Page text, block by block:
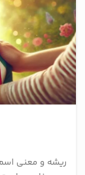
ریشه و معنی